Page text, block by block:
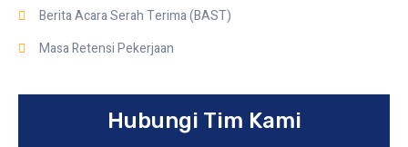
Berita Acara Serah Terima (BAST)
Masa Retensi Pekerjaan
Hubungi Tim Kami